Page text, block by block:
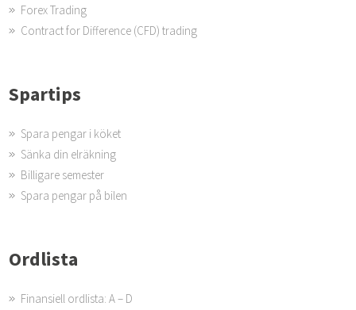
Forex Trading
Contract for Difference (CFD) trading
Spartips
Spara pengar i köket
Sänka din elräkning
Billigare semester
Spara pengar på bilen
Ordlista
Finansiell ordlista: A – D